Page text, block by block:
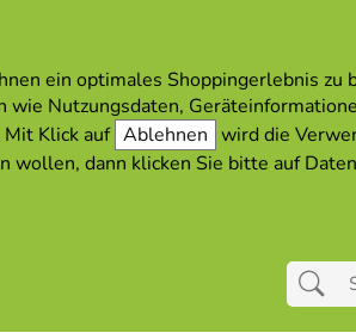
ein optimales Shoppingerlebnis
Nutzungsdaten,
Mit Klick auf Ablehnen wird die
wollen, dann klicken Sie bitte auf